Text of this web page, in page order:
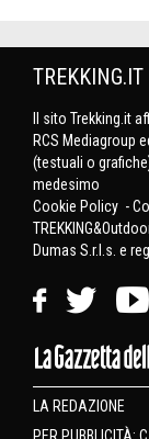
TREKKING.IT
Il sito Trekking.it
RCS Mediagroup
(testuali o
medesimo
Cookie Policy -
Dumas S.r.l.s. e
LA REDAZIONE
PER PUBBLICITÀ: